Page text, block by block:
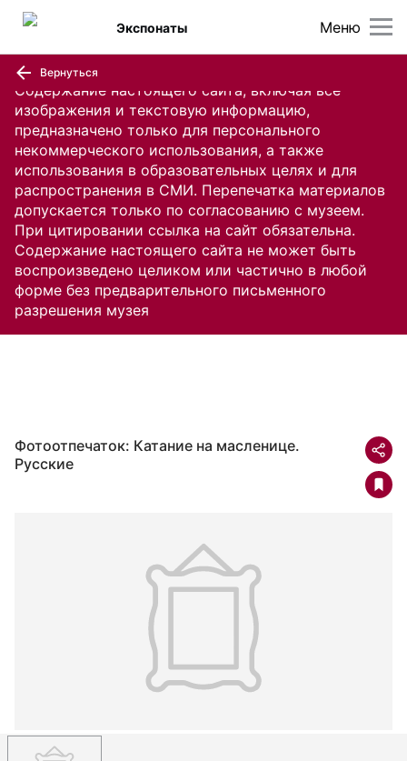
Содержание настоящего сайта, включая все
изображения и текстовую информацию,
предназначено только для персонального
некоммерческого использования, а также
использования в образовательных целях и для
распространения в СМИ. Перепечатка материалов
допускается только по согласованию с музеем.
При цитировании ссылка на сайт обязательна.
Содержание настоящего сайта не может быть
воспроизведено целиком или частично в любой
форме без предварительного письменного
разрешения музея
Меню
Экспонаты
Вернуться
Фотоотпечаток: Катание на масленице.
Русские